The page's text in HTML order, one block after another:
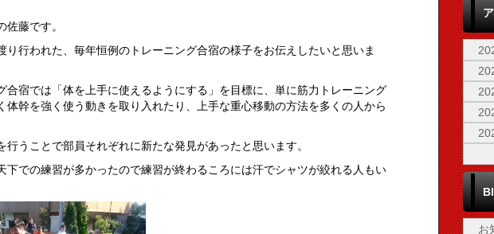
佐藤です。
り行われた、毎年恒例のトレーニング合宿の様子をお伝えしたいと思いま
合宿では「体を上手に使えるようにする」を目標に、単に筋力トレーニング
体幹を強く使う動きを取り入れたり、上手な重心移動の方法を多くの人から
行うことで部員それぞれに新たな発見があったと思います。
下での練習が多かったので練習が終わるころには汗でシャツが絞れる人もい
お